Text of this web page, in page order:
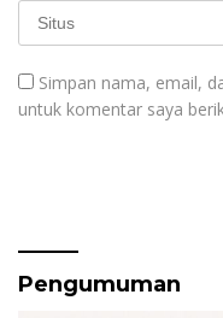
Simpan nama, email,
untuk komentar saya
Pengumuman